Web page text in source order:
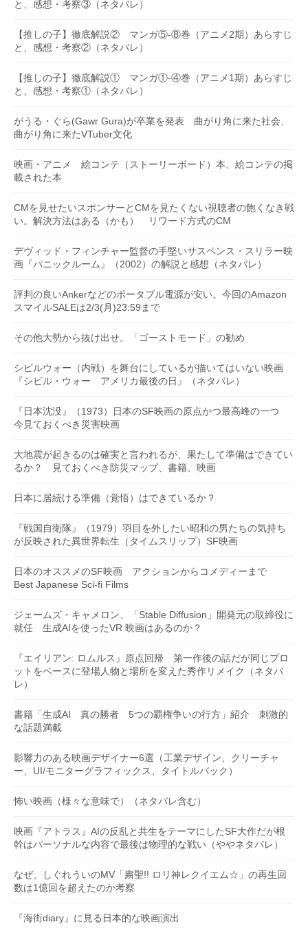
と、感想・考察③（ネタバレ）
【推しの子】徹底解説② マンガ⑤-⑧巻（アニメ2期）あらすじ
と、感想・考察②（ネタバレ）
【推しの子】徹底解説① マンガ①-④巻（アニメ1期）あらすじ
と、感想・考察①（ネタバレ）
がうる・ぐら(Gawr Gura)が卒業を発表 曲がり角に来た社会、
曲がり角に来たVTuber文化
映画・アニメ 絵コンテ（ストーリーボード）本、絵コンテの掲
載された本
CMを見せたいスポンサーとCMを見たくない視聴者の飽くなき戦
い。解決方法はある（かも） リワード方式のCM
デヴィッド・フィンチャー監督の手堅いサスペンス・スリラー映
画『パニックルーム』（2002）の解説と感想（ネタバレ）
評判の良いAnkerなどのポータブル電源が安い。今回のAmazon
スマイルSALEは2/3(月)23:59まで
その他大勢から抜け出せ。「ゴーストモード」の勧め
シビルウォー（内戦）を舞台にしているが描いてはいない映画
『シビル・ウォー アメリカ最後の日』（ネタバレ）
『日本沈没』（1973）日本のSF映画の原点かつ最高峰の一つ
今見ておくべき災害映画
大地震が起きるのは確実と言われるが、果たして準備はできてい
るか？ 見ておくべき防災マップ、書籍、映画
日本に居続ける準備（覚悟）はできているか？
『戦国自衛隊』（1979）羽目を外したい昭和の男たちの気持ち
が反映された異世界転生（タイムスリップ）SF映画
日本のオススメのSF映画 アクションからコメディーまで
Best Japanese Sci-fi Films
ジェームズ・キャメロン、「Stable Diffusion」開発元の取締役に
就任 生成AIを使ったVR 映画はあるのか？
『エイリアン: ロムルス』原点回帰 第一作後の話だが同じプロ
ットをベースに登場人物と場所を変えた秀作リメイク（ネタバ
レ）
書籍「生成AI 真の勝者 5つの覇権争いの行方」紹介 刺激的
な話題満載
影響力のある映画デザイナー6選（工業デザイン、クリーチャ
ー、UI/モニターグラフィックス、タイトルバック）
怖い映画（様々な意味で）（ネタバレ含む）
映画『アトラス』AIの反乱と共生をテーマにしたSF大作だが根
幹はパーソナルな内容で最後は物理的な戦い（ややネタバレ）
なぜ、しぐれういのMV「粛聖!! ロリ神レクイエム☆」の再生回
数は1億回を超えたのか考察
『海街diary』に見る日本的な映画演出